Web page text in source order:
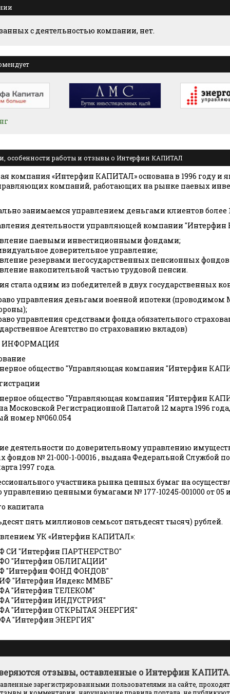
с деятельностью компании, нет.
особенности работы и отзывы о Интерфин КАПИТАЛ
компания «Интерфин КАПИТАЛ» основана в 1996 году и
компаний, работающих на рынке паевых
занимаемся управлением деньгами клиентов более
деятельности управляющей компании
паевыми инвестиционными фондами;
доверительное управление;
резервами негосударственных пенсионных
накопительной частью трудовой пенсии.
стала одним из победителей в двух государственных
управления деньгами военной ипотеки (проводимом
управления средствами фонда обязательного
Агентство по страхованию вкладов)
общество "Управляющая компания "Интерфин
общество "Управляющая компания "Интерфин
Московской Регистрационной Палатой 12 марта 1996 года,
номер №060.054
деятельности по доверительному управлению
фондов № 21-000-1-00016 , выдана Федеральной Службой
1997 года.
участника рынка ценных бумаг на
управлению ценными бумагами № 177-10245-001000 от 05
капитала
пять миллионов семьсот пятьдесят тысяч) рублей.
УК «Интерфин КАПИТАЛ»:
СИ "Интерфин ПАРТНЕРСТВО"
"Интерфин ОБЛИГАЦИИ"
"Интерфин ФОНД ФОНДОВ"
"Интерфин Индекс ММВБ"
"Интерфин ТЕЛЕКОМ"
"Интерфин ИНДУСТРИЯ"
"Интерфин ОТКРЫТАЯ ЭНЕРГИЯ"
"Интерфин ЭНЕРГИЯ"
отзывы, оставленные о Интерфин
зарегистрированными пользователями на сайте,